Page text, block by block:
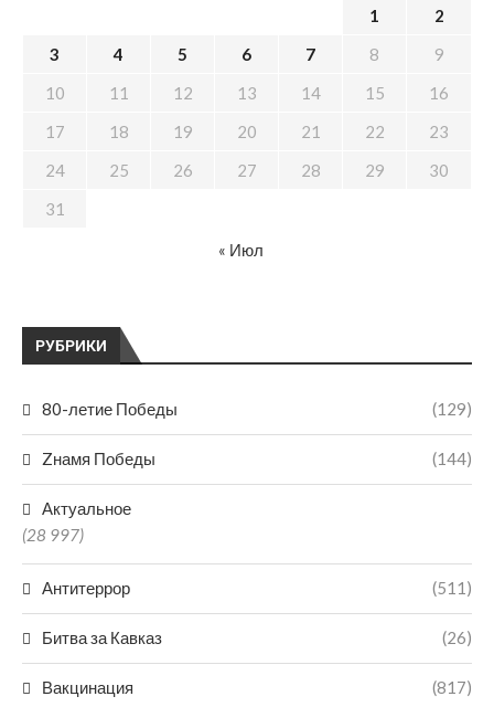
РУБРИКИ
80-летие Победы (129)
Zнамя Победы (144)
Актуальное
(28 997)
Антитеррор (511)
Битва за Кавказ (26)
Вакцинация (817)
1
2
3
4 5 6 7 8
9
10
11 12 13 14 15
16
17
18 19 20 21 22
23
24
25 26 27 28 29
30
31
« Июл